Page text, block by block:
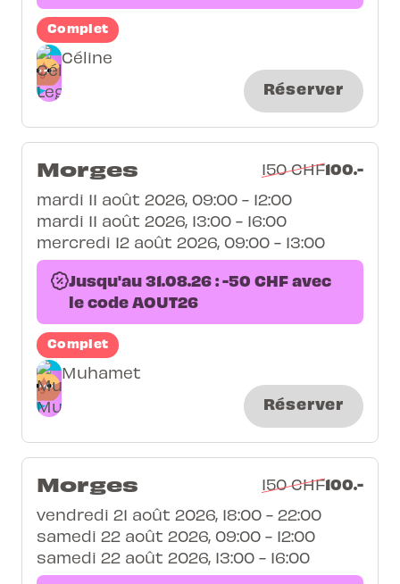
Complet
Céline
Réserver
Morges 150 CHF100.-
mardi 11 août 2026, 09:00 - 12:00
mardi 11 août 2026, 13:00 - 16:00
mercredi 12 août 2026, 09:00 - 13:00
Jusqu'au 31.08.26 : -50 CHF avec
le code AOUT26
Complet
Muhamet
Réserver
Morges 150 CHF100.-
vendredi 21 août 2026, 18:00 - 22:00
samedi 22 août 2026, 09:00 - 12:00
samedi 22 août 2026, 13:00 - 16:00